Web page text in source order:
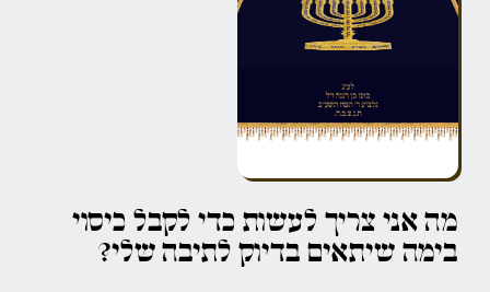
מה אני צריך לעשות כדי לקבל כיסוי
בימה שיתאים בדיוק לתיבה שלי?